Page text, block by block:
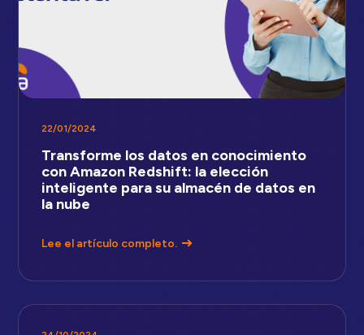
22/01/2024
Transforme los datos en conocimiento
con Amazon Redshift: la elección
inteligente para su almacén de datos en
la nube
Lee el artículo completo.